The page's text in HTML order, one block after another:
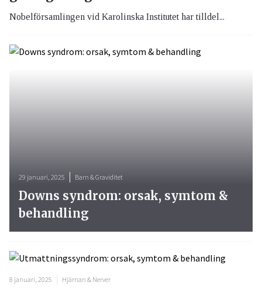
Nobelförsamlingen vid Karolinska Institutet har tilldel...
29 januari, 2025 Barn & Graviditet
Downs syndrom: orsak, symtom &
behandling
8 januari, 2025 Hjärnan & Nerver